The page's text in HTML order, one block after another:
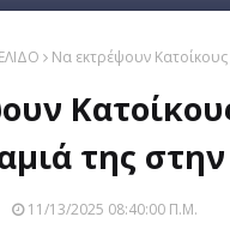
Nα εκτρέψουν
της
11/13/2025 08:40:00 Π.μ.